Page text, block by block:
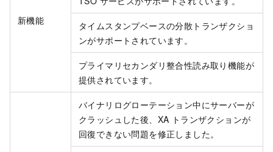
新機能
タイムスタンプベースの分散トランザクショ
ンがサポートされています。
プライマリセカンダリ整合性読み取り機能が
提供されています。
バイナリログローテーション中にサーバーが
クラッシュした後、XA トランザクションが
回復できない問題を修正しました。